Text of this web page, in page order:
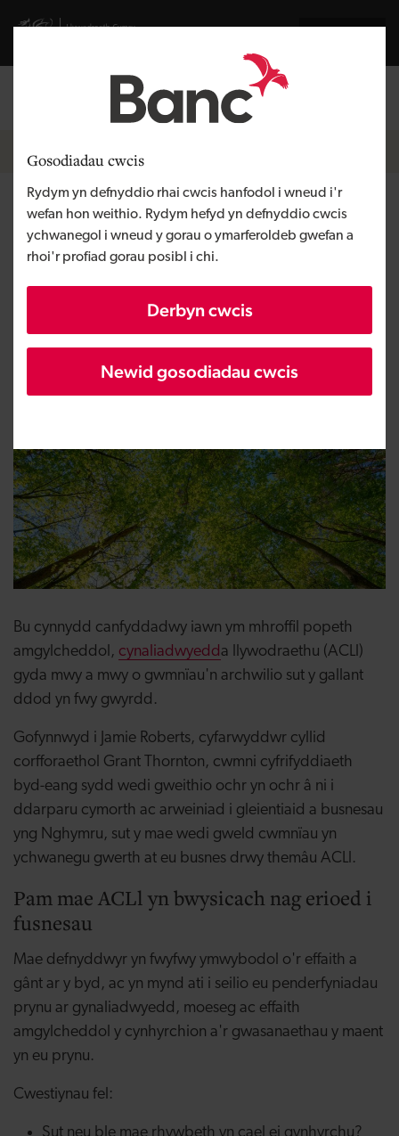
Gosodiadau cwcis
Rydym yn defnyddio rhai cwcis hanfodol i wneud i'r
wefan hon weithio. Rydym hefyd yn defnyddio cwcis
ychwanegol i wneud y gorau o ymarferoldeb gwefan a
rhoi'r profiad gorau posibl i chi.
Derbyn cwcis
Newid gosodiadau cwcis
Visit gov.wales website
Mewngofnodi
Breadcrumb
Cynaliadwyedd
Pwysigrwydd ACLl mewn
busnes
Newidwyd:
15/05/2024
Bu cynnydd canfyddadwy iawn ym mhroffil popeth
amgylcheddol, cynaliadwyedda llywodraethu (ACLl)
gyda mwy a mwy o gwmnïau'n archwilio sut y gallant
ddod yn fwy gwyrdd.
Gofynnwyd i Jamie Roberts, cyfarwyddwr cyllid
corfforaethol Grant Thornton, cwmni cyfrifyddiaeth
byd-eang sydd wedi gweithio ochr yn ochr â ni i
ddarparu cymorth ac arweiniad i gleientiaid a busnesau
yng Nghymru, sut y mae wedi gweld cwmnïau yn
ychwanegu gwerth at eu busnes drwy themâu ACLl.
Pam mae ACLl yn bwysicach nag erioed i
fusnesau
Mae defnyddwyr yn fwyfwy ymwybodol o'r effaith a
gânt ar y byd, ac yn mynd ati i seilio eu penderfyniadau
prynu ar gynaliadwyedd, moeseg ac effaith
amgylcheddol y cynhyrchion a'r gwasanaethau y maent
yn eu prynu.
Cwestiynau fel: